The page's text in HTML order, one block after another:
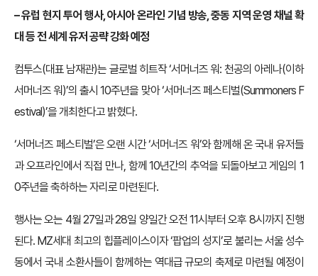
– 유럽 현지 투어 행사, 아시아 온라인 기념 방송, 중동 지역 운영 채널 확
대 등 전 세계 유저 공략 강화 예정
컴투스(대표 남재관)는 글로벌 히트작 ‘서머너즈 워: 천공의 아레나(이하
서머너즈 워)’의 출시 10주년을 맞아 ‘서머너즈 페스티벌(Summoners F
estival)’을 개최한다고 밝혔다.
‘서머너즈 페스티벌’은 오랜 시간 ‘서머너즈 워’와 함께해 온 국내 유저들
과 오프라인에서 직접 만나, 함께 10년간의 추억을 되돌아보고 게임의 1
0주년을 축하하는 자리로 마련된다.
행사는 오는 4월 27일과 28일 양일간 오전 11시부터 오후 8시까지 진행
된다. MZ세대 최고의 힙플레이스이자 ‘팝업의 성지’로 불리는 서울 성수
동에서 국내 소환사들이 함께하는 역대급 규모의 축제로 마련될 예정이